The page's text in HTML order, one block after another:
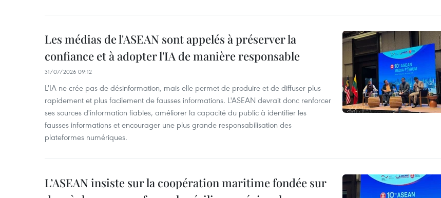
Les médias de l'ASEAN sont appelés à préserver la
confiance et à adopter l'IA de manière responsable
31/07/2026 09:12
L'IA ne crée pas de désinformation, mais elle permet de produire et de diffuser plus
rapidement et plus facilement de fausses informations. L'ASEAN devrait donc renforcer
ses sources d'information fiables, améliorer la capacité du public à identifier les
fausses informations et encourager une plus grande responsabilisation des
plateformes numériques.
L’ASEAN insiste sur la coopération maritime fondée sur